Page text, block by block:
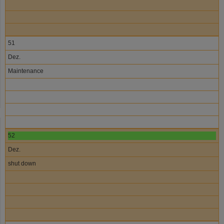
51
Dez.
Maintenance
52
Dez.
shut down